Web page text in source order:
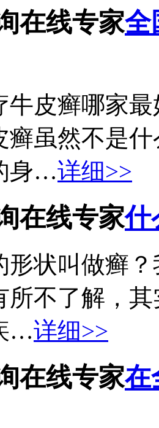
在线专家全
牛皮癣哪家
癣虽然不是
身…详细>>
在线专家什
形状叫做癣
所不了解，
…详细>>
在线专家在